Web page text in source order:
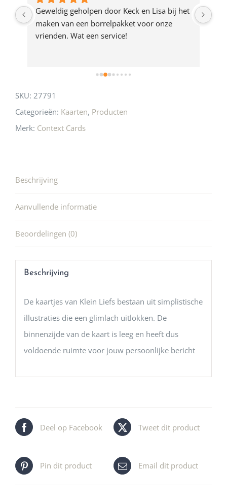
productGeweldig geholpen door Keck en Lisa bij het
maken van een borrelpakket voor onze
vrienden. Wat een service!
SKU: 27791
Categorieën: Kaarten, Producten
Merk: Context Cards
Beschrijving
Aanvullende informatie
Beoordelingen (0)
Beschrijving
De kaartjes van Klein Liefs bestaan uit simplistische
illustraties die een glimlach uitlokken. De
binnenzijde van de kaart is leeg en heeft dus
voldoende ruimte voor jouw persoonlijke bericht
Deel op Facebook Tweet dit product
Pin dit product Email dit product